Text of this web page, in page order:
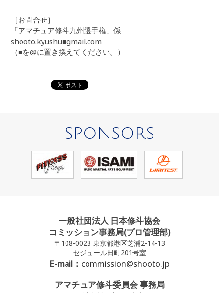
［お問合せ］
「アマチュア修斗九州選手権」係
shooto.kyushu■gmail.com
（■を@に置き換えてください。）
SPONSORS
一般社団法人 日本修斗協会
コミッション事務局(プロ管理部)
〒108-0023 東京都港区芝浦2-14-13
セジュール田町201号室
E-mail： commission@shooto.jp
アマチュア修斗委員会 事務局